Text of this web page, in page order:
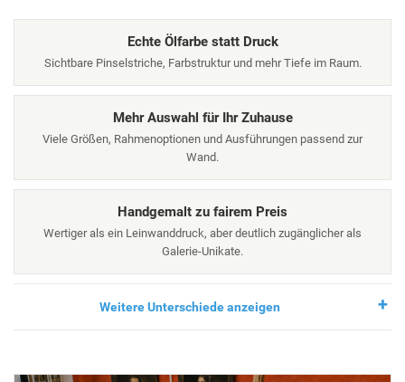
Echte Ölfarbe statt Druck
Sichtbare Pinselstriche, Farbstruktur und mehr Tiefe im Raum.
Mehr Auswahl für Ihr Zuhause
Viele Größen, Rahmenoptionen und Ausführungen passend zur
Wand.
Handgemalt zu fairem Preis
Wertiger als ein Leinwanddruck, aber deutlich zugänglicher als
Galerie-Unikate.
Weitere Unterschiede anzeigen